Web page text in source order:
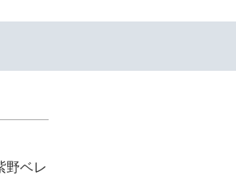
野ベレ